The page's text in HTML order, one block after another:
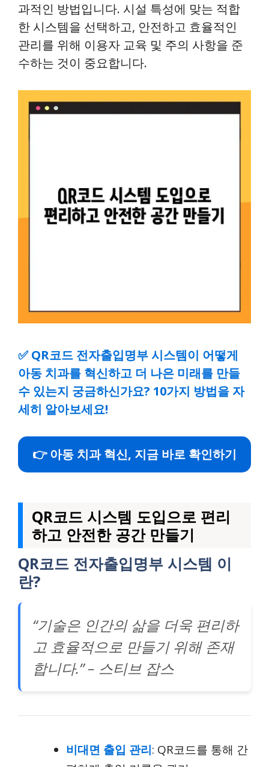
과적인 방법입니다. 시설 특성에 맞는 적합
한 시스템을 선택하고, 안전하고 효율적인
관리를 위해 이용자 교육 및 주의 사항을 준
수하는 것이 중요합니다.
✅ QR코드 전자출입명부 시스템이 어떻게
아동 치과를 혁신하고 더 나은 미래를 만들
수 있는지 궁금하신가요? 10가지 방법을 자
세히 알아보세요!
👉 아동 치과 혁신, 지금 바로 확인하기
QR코드 시스템 도입으로 편리
하고 안전한 공간 만들기
QR코드 전자출입명부 시스템 이
란?
“기술은 인간의 삶을 더욱 편리하
고 효율적으로 만들기 위해 존재
합니다.” – 스티브 잡스
비대면 출입 관리: QR코드를 통해 간